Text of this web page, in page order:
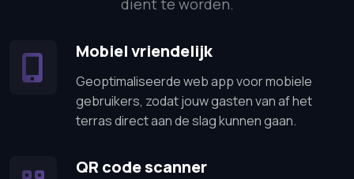
dient te worden.
Mobiel vriendelijk
Geoptimaliseerde web app voor mobiele
gebruikers, zodat jouw gasten van af het
terras direct aan de slag kunnen gaan.
QR code scanner